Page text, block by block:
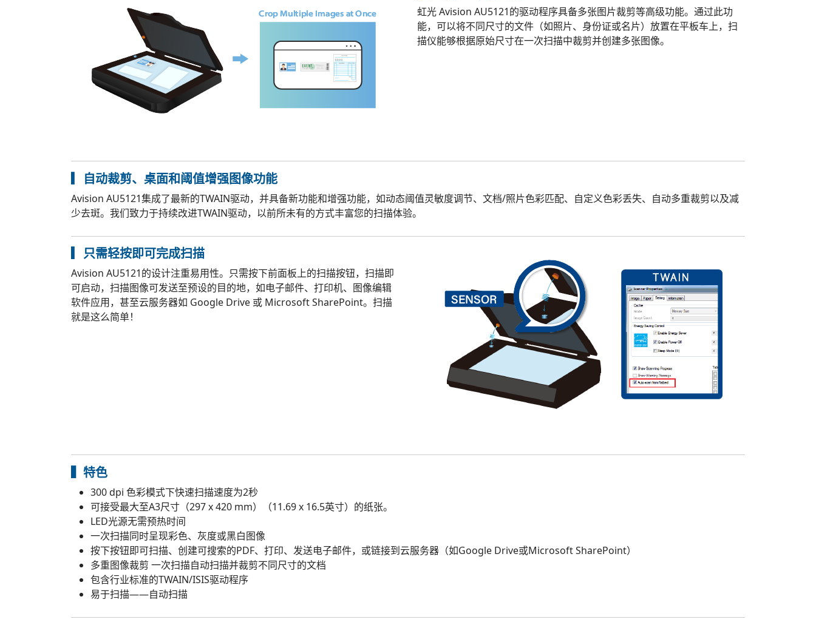
虹光 Avision AU5121的驱动程序具备多张图片裁剪等高级功能。通过此功
能，可以将不同尺寸的文件（如照片、身份证或名片）放置在平板车上，扫
描仪能够根据原始尺寸在一次扫描中裁剪并创建多张图像。
▎自动裁剪、桌面和阈值增强图像功能
Avision AU5121集成了最新的TWAIN驱动，并具备新功能和增强功能，如动态阈值灵敏度调节、文档/照片色彩匹配、自定义色彩丢失、自动多重裁剪以及减
少去斑。我们致力于持续改进TWAIN驱动，以前所未有的方式丰富您的扫描体验。
▎只需轻按即可完成扫描
Avision AU5121的设计注重易用性。只需按下前面板上的扫描按钮，扫描即
可启动，扫描图像可发送至预设的目的地，如电子邮件、打印机、图像编辑
软件应用，甚至云服务器如 Google Drive 或 Microsoft SharePoint。扫描
就是这么简单！
▍特色
300 dpi 色彩模式下快速扫描速度为2秒
可接受最大至A3尺寸（297 x 420 mm）（11.69 x 16.5英寸）的纸张。
LED光源无需预热时间
一次扫描同时呈现彩色、灰度或黑白图像
按下按钮即可扫描、创建可搜索的PDF、打印、发送电子邮件，或链接到云服务器（如Google Drive或Microsoft SharePoint）
多重图像裁剪 一次扫描自动扫描并裁剪不同尺寸的文档
包含行业标准的TWAIN/ISIS驱动程序
易于扫描——自动扫描